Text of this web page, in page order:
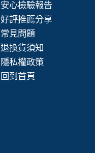
安心檢驗報告
好評推薦分享
常見問題
退換貨須知
隱私權政策
回到首頁